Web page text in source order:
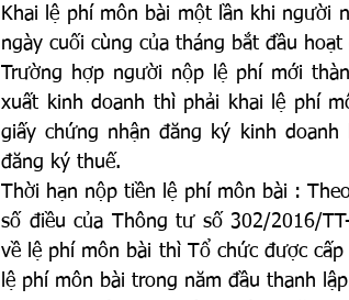
Khai lệ phí môn bài một lần khi người
ngày cuối cùng của tháng bắt đầu
Trường hợp người nộp lệ phí mới
xuất kinh doanh thì phải khai lệ phí
giấy chứng nhận đăng ký kinh
đăng ký thuế.
Thời hạn nộp tiền lệ phí môn bài :
số điều của Thông tư số 302/2016/
về lệ phí môn bài thì Tổ chức được
lệ phí môn bài trong năm đầu thanh